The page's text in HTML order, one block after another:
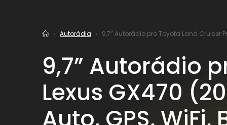
DomůAutorádia 9,7” Autorádio pro Toyota Land Cruiser
9,7” Autorádio
Lexus GX470
Auto, GPS, WiFi,